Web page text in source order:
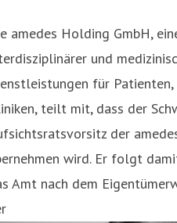
amedes Holding GmbH,
und
für
teilt mit, dass der
der
wird. Er folgt
Amt nach dem